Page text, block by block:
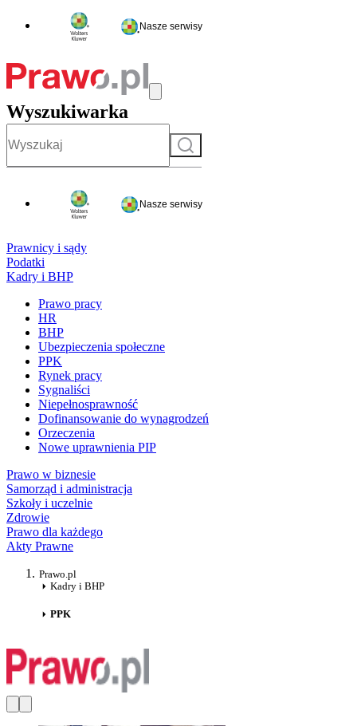
Nasze serwisy
Wyszukiwarka
Szukaj
Nasze serwisy
Prawnicy i sądy
Podatki
Kadry i BHP
Prawo pracy
HR
BHP
Ubezpieczenia społeczne
PPK
Rynek pracy
Sygnaliści
Niepełnosprawność
Dofinansowanie do wynagrodzeń
Orzeczenia
Nowe uprawnienia PIP
Prawo w biznesie
Samorząd i administracja
Szkoły i uczelnie
Zdrowie
Prawo dla każdego
Akty Prawne
Prawo.pl
Kadry i BHP
PPK